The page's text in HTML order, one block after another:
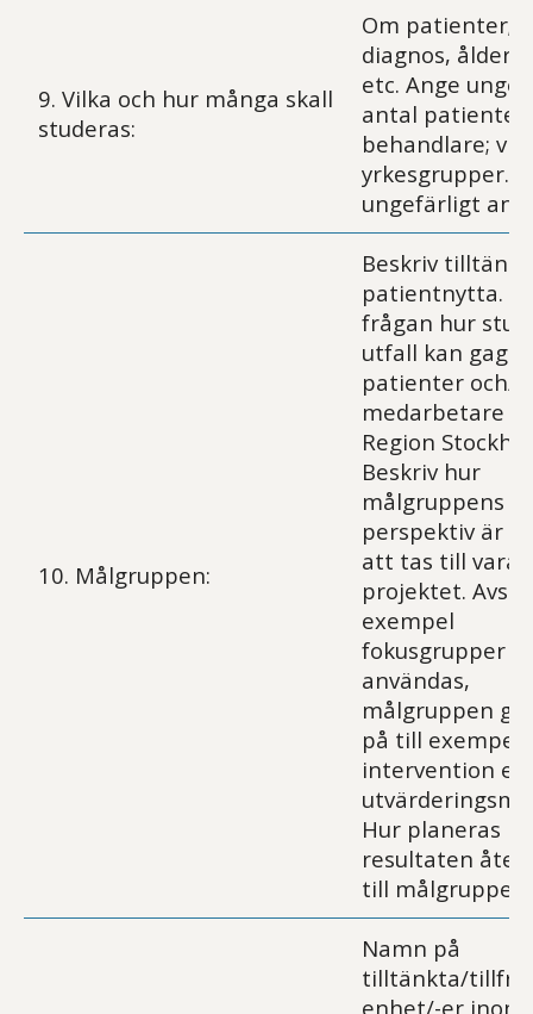
9. Vilka och hur många skall
studeras:
Om patienter;
diagnos,
etc. Ange
antal
behandlare;
yrkesgrupper.
ungefärligt
10. Målgruppen:
Beskriv tilltänkt
patientnytta.
frågan hur
utfall kan
patienter och/
medarbetare
Region
Beskriv hur
målgruppens
perspektiv är
att tas till vara i
projektet.
exempel
fokusgrupper
användas,
målgruppen
på till exempel
intervention
Hur planeras
resultaten
till målgruppen.
Namn på
tilltänkta/
enhet/-er inom